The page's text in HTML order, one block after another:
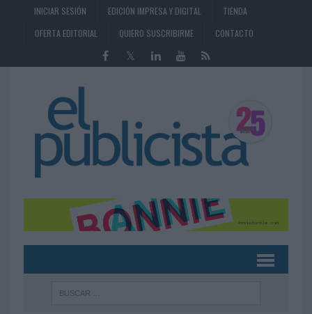
INICIAR SESIÓN EDICIÓN IMPRESA Y DIGITAL
TIENDA
OFERTA EDITORIAL
QUIERO SUSCRIBIRME CONTACTO